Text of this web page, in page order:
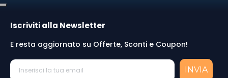
Iscriviti alla Newsletter
E resta aggiornato su Offerte, Sconti e Coupon!
INVIA